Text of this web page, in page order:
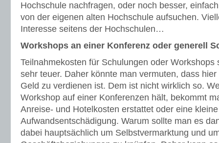
Hochschule nachfragen, oder noch besser,
von der eigenen alten Hochschule aufsuchen.
Interesse seitens der Hochschulen…
Workshops an einer Konferenz oder generell
Teilnahmekosten für Schulungen oder Workshops
sehr teuer. Daher könnte man vermuten, dass
Geld zu verdienen ist. Dem ist nicht wirklich so.
Workshop auf einer Konferenzen hält, bekommt
Anreise- und Hotelkosten erstattet oder eine kleine
Aufwandsentschädigung. Warum sollte man es
dabei hauptsächlich um Selbstvermarktung und